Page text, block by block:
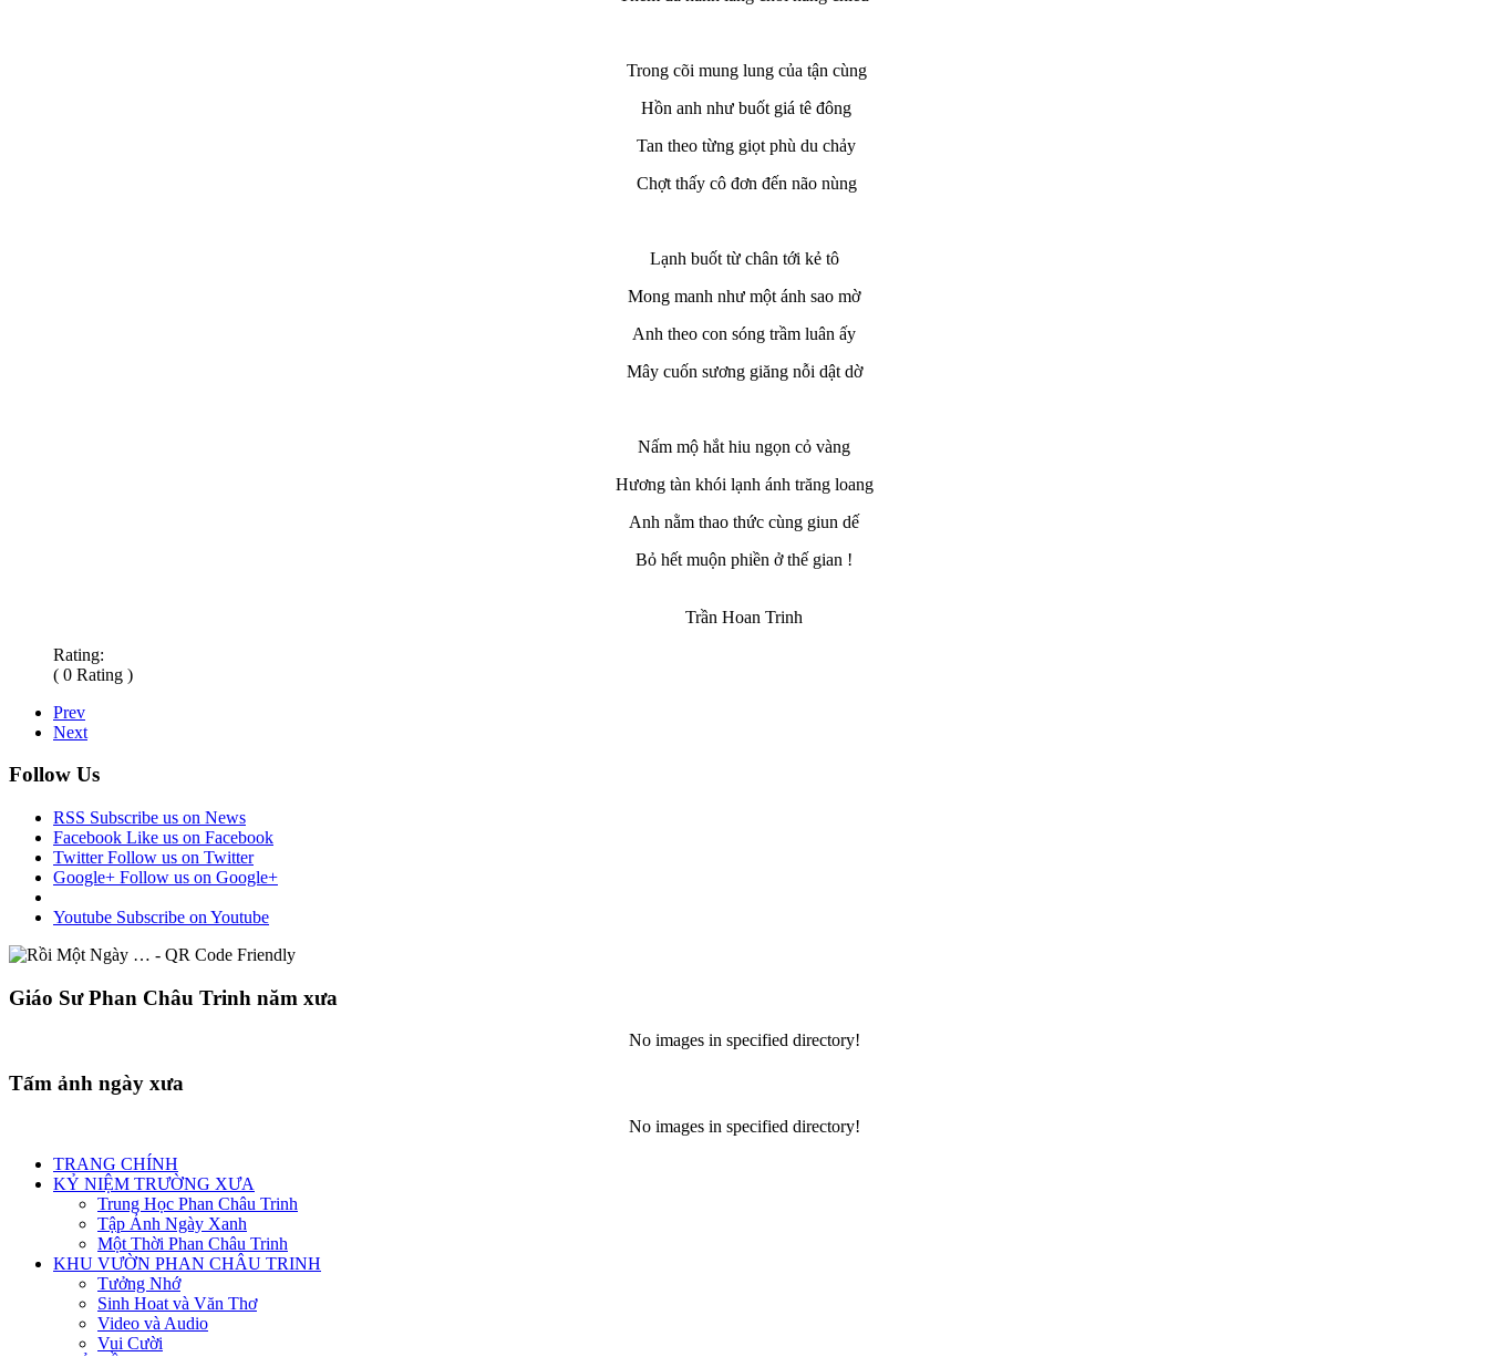
Trong cõi mung lung của tận cùng
Hồn anh như buốt giá tê đông
Tan theo từng giọt phù du chảy
Chợt thấy cô đơn đến não nùng
Lạnh buốt từ chân tới kẻ tô
Mong manh như một ánh sao mờ
Anh theo con sóng trầm luân ấy
Mây cuốn sương giăng nỗi dật dờ
Nấm mộ hắt hiu ngọn cỏ vàng
Hương tàn khói lạnh ánh trăng loang
Anh nằm thao thức cùng giun dế
Bỏ hết muộn phiền ở thế gian !
Trần Hoan Trinh
Rating:
( 0 Rating )
Prev
Next
Follow Us
RSS Subscribe us on News
Facebook Like us on Facebook
Twitter Follow us on Twitter
Google+ Follow us on Google+
Youtube Subscribe on Youtube
Giáo Sư Phan Châu Trinh năm xưa
No images in specified directory!
Tấm ảnh ngày xưa
No images in specified directory!
TRANG CHÍNH
KỶ NIỆM TRƯỜNG XƯA
Trung Học Phan Châu Trinh
Tập Ảnh Ngày Xanh
Một Thời Phan Châu Trinh
KHU VƯỜN PHAN CHÂU TRINH
Tưởng Nhớ
Sinh Hoat và Văn Thơ
Video và Audio
Vui Cười